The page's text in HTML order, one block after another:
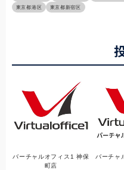
東京都港区
東京都新宿区
バーチャルオフィス1 神保
町店
バーチャ